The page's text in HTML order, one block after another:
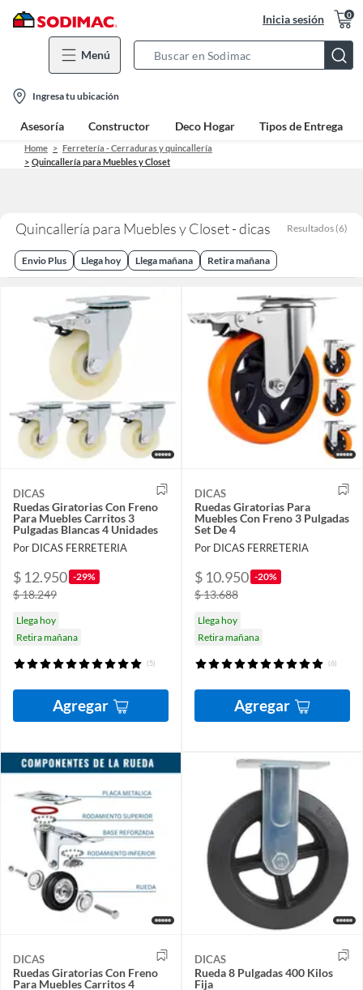
Inicia sesión 0
Menú
Bar
location-
icon
Ingresa tu ubicación
Asesoría Constructor Deco Hogar Tipos de Entrega
Home
Ferretería - Cerraduras y quincallería
Quincallería para Muebles y Closet
Quincallería para Muebles y Closet - dicas Resultados (6)
Envio Plus Llega hoy Llega mañana Retira mañana
DICAS
Ruedas Giratorias Con Freno
Para Muebles Carritos 3
Pulgadas Blancas 4 Unidades
Por DICAS FERRETERIA
$ 12.950 -29%
$ 18.249
Llega hoy
Retira mañana
(5)
Agregar
DICAS
Ruedas Giratorias Para
Muebles Con Freno 3 Pulgadas
Set De 4
Por DICAS FERRETERIA
$ 10.950 -20%
$ 13.688
Llega hoy
Retira mañana
(6)
Agregar
DICAS
Ruedas Giratorias Con Freno
Para Muebles Carritos 4
DICAS
Rueda 8 Pulgadas 400 Kilos
Fija